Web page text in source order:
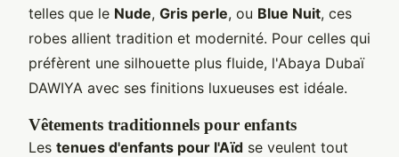
telles que le Nude, Gris perle, ou Blue Nuit, ces
robes allient tradition et modernité. Pour celles qui
préfèrent une silhouette plus fluide, l'Abaya Dubaï
DAWIYA avec ses finitions luxueuses est idéale.
Vêtements traditionnels pour enfants
Les tenues d'enfants pour l'Aïd se veulent tout